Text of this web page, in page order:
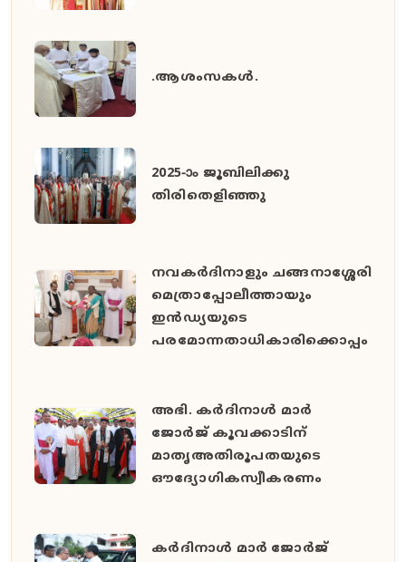
.ആശംസകൾ.
2025-ാം ജൂബിലിക്കു
തിരിതെളിഞ്ഞു
നവകർദിനാളും ചങ്ങനാശ്ശേരി
മെത്രാപ്പോലീത്തായും
ഇൻഡ്യയുടെ
പരമോന്നതാധികാരിക്കൊപ്പം
അഭി. കർദിനാൾ മാർ
ജോർജ് കൂവക്കാടിന്
മാതൃഅതിരൂപതയുടെ
ഔദ്യോഗികസ്വീകരണം
കർദിനാൾ മാർ ജോർജ്